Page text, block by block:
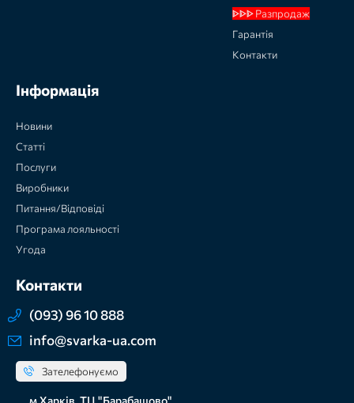
ᐈᐈᐈ Разпродаж
Гарантія
Контакти
Інформація
Новини
Статті
Послуги
Виробники
Питання/Відповіді
Програма лояльності
Угода
Контакти
(093) 96 10 888
info@svarka-ua.com
Зателефонуємо
м Харків, ТЦ "Барабашово",